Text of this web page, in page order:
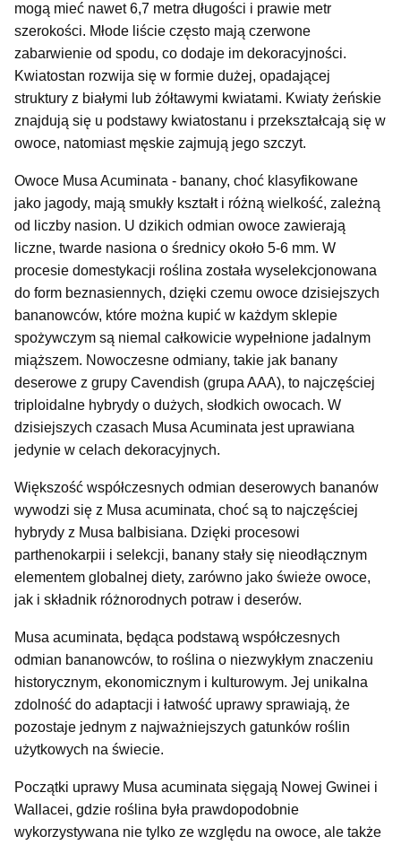
mogą mieć nawet 6,7 metra długości i prawie metr
szerokości. Młode liście często mają czerwone
zabarwienie od spodu, co dodaje im dekoracyjności.
Kwiatostan rozwija się w formie dużej, opadającej
struktury z białymi lub żółtawymi kwiatami. Kwiaty żeńskie
znajdują się u podstawy kwiatostanu i przekształcają się w
owoce, natomiast męskie zajmują jego szczyt.
Owoce Musa Acuminata - banany, choć klasyfikowane
jako jagody, mają smukły kształt i różną wielkość, zależną
od liczby nasion. U dzikich odmian owoce zawierają
liczne, twarde nasiona o średnicy około 5-6 mm. W
procesie domestykacji roślina została wyselekcjonowana
do form beznasiennych, dzięki czemu owoce dzisiejszych
bananowców, które można kupić w każdym sklepie
spożywczym są niemal całkowicie wypełnione jadalnym
miąższem. Nowoczesne odmiany, takie jak banany
deserowe z grupy Cavendish (grupa AAA), to najczęściej
triploidalne hybrydy o dużych, słodkich owocach. W
dzisiejszych czasach Musa Acuminata jest uprawiana
jedynie w celach dekoracyjnych.
Większość współczesnych odmian deserowych bananów
wywodzi się z Musa acuminata, choć są to najczęściej
hybrydy z Musa balbisiana. Dzięki procesowi
parthenokarpii i selekcji, banany stały się nieodłącznym
elementem globalnej diety, zarówno jako świeże owoce,
jak i składnik różnorodnych potraw i deserów.
Musa acuminata, będąca podstawą współczesnych
odmian bananowców, to roślina o niezwykłym znaczeniu
historycznym, ekonomicznym i kulturowym. Jej unikalna
zdolność do adaptacji i łatwość uprawy sprawiają, że
pozostaje jednym z najważniejszych gatunków roślin
użytkowych na świecie.
Początki uprawy Musa acuminata sięgają Nowej Gwinei i
Wallacei, gdzie roślina była prawdopodobnie
wykorzystywana nie tylko ze względu na owoce, ale także